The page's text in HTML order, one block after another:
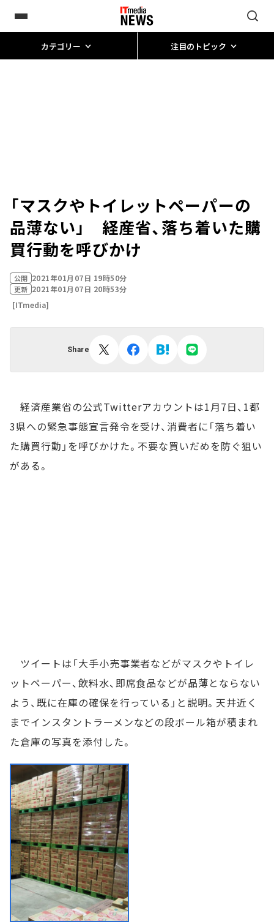
カテゴリー 注目のトピック
「マスクやトイレットペーパーの
品薄ない」 経産省、落ち着いた購
買行動を呼びかけ
公開 2021年01月07日 19時50分
更新 2021年01月07日 20時53分
[ITmedia]
Share
経済産業省の公式Twitterアカウントは1月7日、1都
3県への緊急事態宣言発令を受け、消費者に「落ち着い
た購買行動」を呼びかけた。不要な買いだめを防ぐ狙い
がある。
ツイートは「大手小売事業者などがマスクやトイレ
ットペーパー、飲料水、即席食品などが品薄とならない
よう、既に在庫の確保を行っている」と説明。天井近く
までインスタントラーメンなどの段ボール箱が積まれ
た倉庫の写真を添付した。